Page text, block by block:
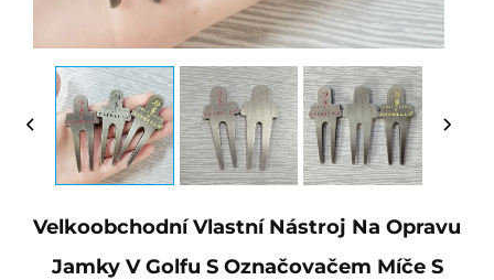
Velkoobchodní Vlastní Nástroj Na Opravu
Jamky V Golfu S Označovačem Míče S